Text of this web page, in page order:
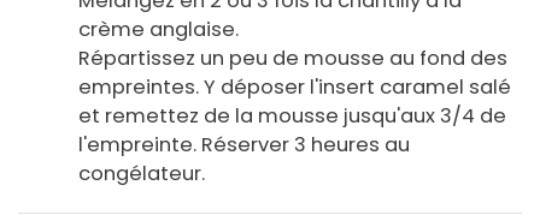
crème anglaise.
Répartissez un peu de mousse au fond des
empreintes. Y déposer l'insert caramel salé
et remettez de la mousse jusqu'aux 3/4 de
l'empreinte. Réserver 3 heures au
congélateur.